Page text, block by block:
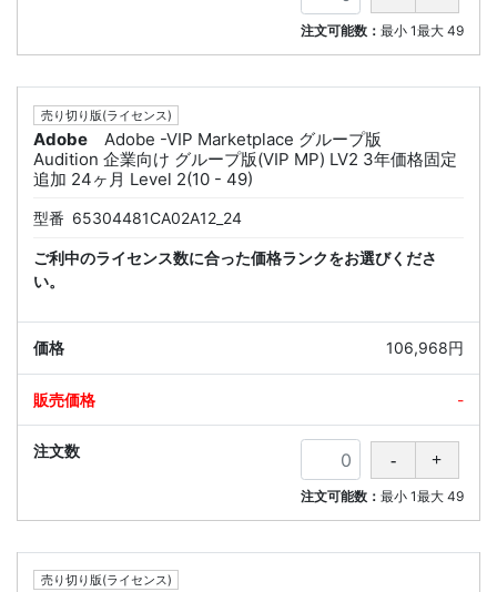
注文可能数： 最小 1最大 49
売り切り版(ライセンス)
Adobe
Adobe -VIP Marketplace グループ版
Audition 企業向け グループ版(VIP MP) LV2 3年価格固定
追加 24ヶ月 Level 2(10 - 49)
型番 65304481CA02A12_24
ご利中のライセンス数に合った価格ランクをお選びくださ
い。
106,968円
-
注文可能数： 最小 1最大 49
売り切り版(ライセンス)